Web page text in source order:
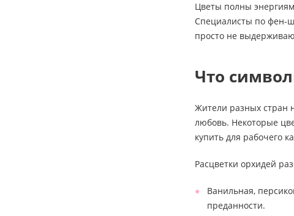
Цветы полны
Специалисты по фен-
просто не
Что
Жители разных стран
любовь. Некоторые
купить для рабочего
Расцветки орхидей
Ванильная,
преданности.